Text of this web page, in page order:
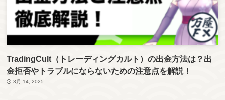
TradingCult（トレーディングカルト）の出金方法は？出
金拒否やトラブルにならないための注意点を解説！
3月 14, 2025